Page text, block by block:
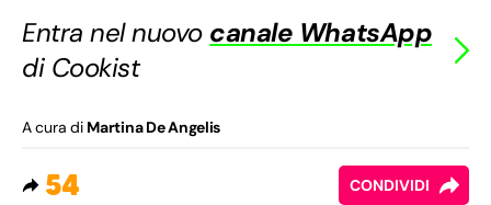
Entra nel nuovo canale WhatsApp
di Cookist
A cura di Martina De Angelis
54 CONDIVIDI